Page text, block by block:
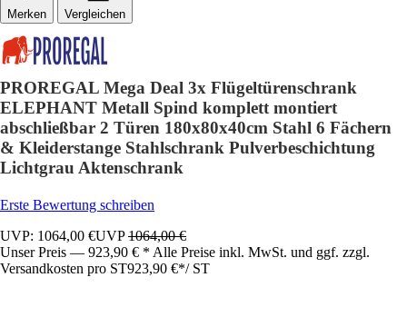
Vergleichen
PROREGAL Mega Deal 3x Flügeltürenschrank
ELEPHANT Metall Spind komplett montiert
abschließbar 2 Türen 180x80x40cm Stahl 6 Fächern
& Kleiderstange Stahlschrank Pulverbeschichtung
Lichtgrau Aktenschrank
Erste Bewertung schreiben
UVP: 1064,00 €UVP1064,00 €
Unser Preis — 923,90 € * Alle Preise inkl. MwSt. und ggf. zzgl.
Versandkosten pro ST923,90 €*/ ST